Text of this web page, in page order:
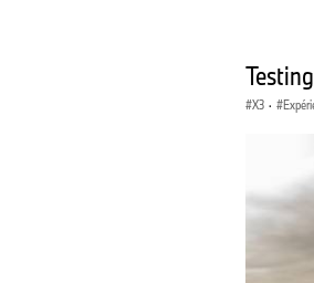
X3 ·